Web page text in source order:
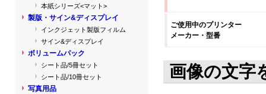
ご使用中のプリンター
メーカー・型番
画像の文字
本紙シリーズ<マット>
製版・サイン&ディスプレイ
インクジェット製版フィルム
サイン&ディスプレイ
ボリュームパック
シート品/5冊セット
シート品/10冊セット
写真用品